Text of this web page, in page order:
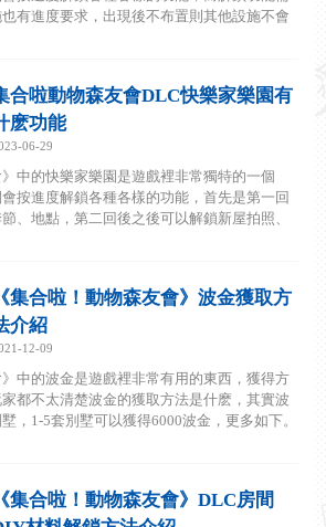
有進度要求，出現後不布置則其他設施不會
合啦動物森友會DLC快樂家樂園有
麽功能
06-29
》中的快樂家樂園是遊戲裡非常獨特的一個
按進度解鎖各種各樣的功能，首先是第一回
、地點，第二回後之後可以解鎖新屋拍照、
《集合啦！動物森友會》波金獲取方
介紹
12-09
》中的波金是遊戲裡非常有用的東西，獲得方
都不太清楚波金的獲取方法是什麽，其實波
，1-5套別墅可以獲得6000波金，更多如下。
《集合啦！動物森友會》DLC房間